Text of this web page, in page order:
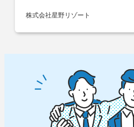
株式会社星野リゾート